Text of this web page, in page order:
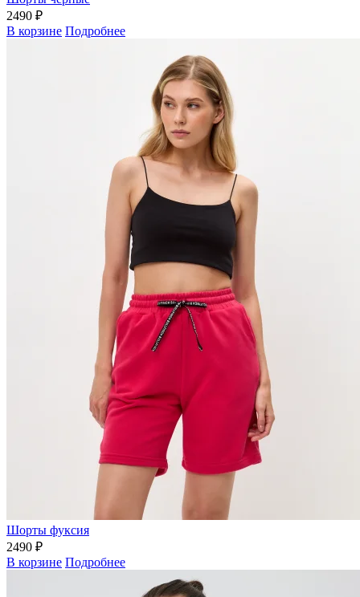
2490 ₽
В корзине Подробнее
Шорты фуксия
2490 ₽
В корзине Подробнее